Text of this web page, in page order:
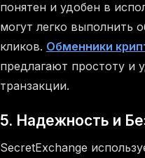
понятен и удобен в
могут легко выполнить
кликов. Обменники
предлагают простоту и
транзакции.
5. Надежность и
SecretExchange